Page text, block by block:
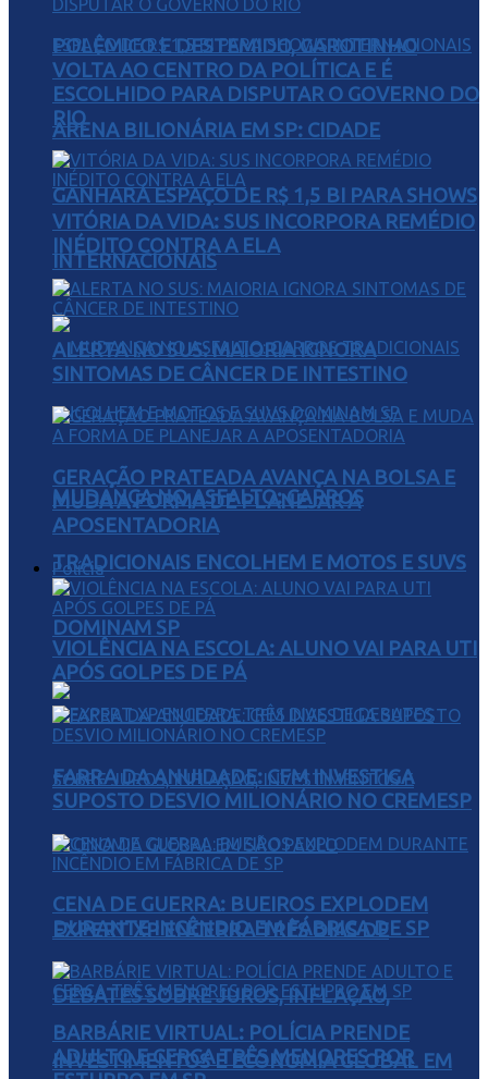
ARENA BILIONÁRIA EM SP: CIDADE
GANHARÁ ESPAÇO DE R$ 1,5 BI PARA SHOWS
INTERNACIONAIS
MUDANÇA NO ASFALTO: CARROS
TRADICIONAIS ENCOLHEM E MOTOS E SUVS
DOMINAM SP
EXPERT XP ENCERRA TRÊS DIAS DE
DEBATES SOBRE JUROS, INFLAÇÃO,
INVESTIMENTOS E ECONOMIA GLOBAL EM
POLÊMICO E DESTEMIDO, GAROTINHO
VOLTA AO CENTRO DA POLÍTICA E É
ESCOLHIDO PARA DISPUTAR O GOVERNO DO
RIO
VITÓRIA DA VIDA: SUS INCORPORA REMÉDIO
INÉDITO CONTRA A ELA
ALERTA NO SUS: MAIORIA IGNORA
SINTOMAS DE CÂNCER DE INTESTINO
GERAÇÃO PRATEADA AVANÇA NA BOLSA E
MUDA A FORMA DE PLANEJAR A
APOSENTADORIA
Polícia
VIOLÊNCIA NA ESCOLA: ALUNO VAI PARA UTI
APÓS GOLPES DE PÁ
FARRA DA ANUIDADE: CFM INVESTIGA
SUPOSTO DESVIO MILIONÁRIO NO CREMESP
CENA DE GUERRA: BUEIROS EXPLODEM
DURANTE INCÊNDIO EM FÁBRICA DE SP
BARBÁRIE VIRTUAL: POLÍCIA PRENDE
ADULTO E CERCA TRÊS MENORES POR